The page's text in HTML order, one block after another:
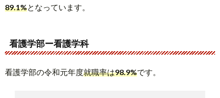
89.1%となっています。
看護学部ー看護学科
看護学部の令和元年度就職率は98.9%です。